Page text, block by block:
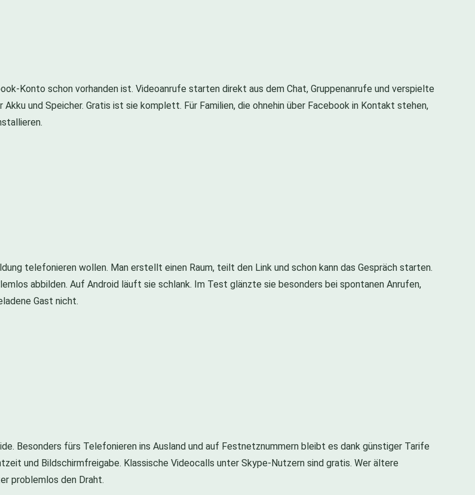
Konto schon vorhanden ist. Videoanrufe starten direkt aus dem Chat, Gruppenanrufe und verspielte
und Speicher. Gratis ist sie komplett. Für Familien, die ohnehin über Facebook in Kontakt stehen,
telefonieren wollen. Man erstellt einen Raum, teilt den Link und schon kann das Gespräch starten.
abbilden. Auf Android läuft sie schlank. Im Test glänzte sie besonders bei spontanen Anrufen,
Gast nicht.
Besonders fürs Telefonieren ins Ausland und auf Festnetznummern bleibt es dank günstiger Tarife
und Bildschirmfreigabe. Klassische Videocalls unter Skype-Nutzern sind gratis. Wer ältere
problemlos den Draht.